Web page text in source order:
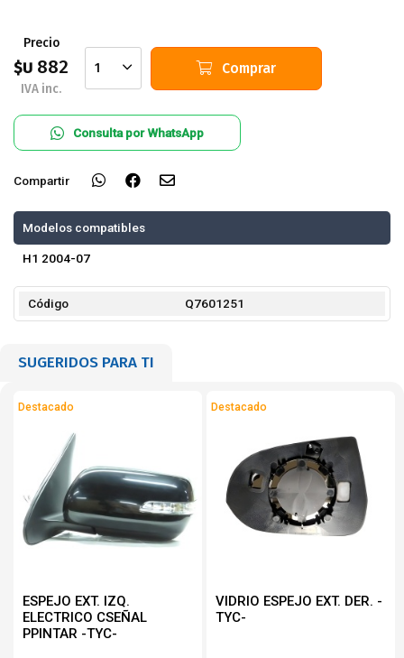
Precio
$U 882
IVA inc.
1 Comprar
Consulta por WhatsApp
Compartir
Modelos compatibles
H1 2004-07
Código Q7601251
SUGERIDOS PARA TI
Destacado
ESPEJO EXT. IZQ.
ELECTRICO CSEÑAL
PPINTAR -TYC-
Destacado
VIDRIO ESPEJO EXT. DER. -
TYC-